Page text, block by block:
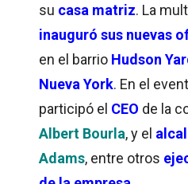
su casa matriz. La
inauguró sus nuevas
en el barrio Hudson
Nueva York. En el
participó el CEO de la
Albert Bourla, y el
Adams, entre otros